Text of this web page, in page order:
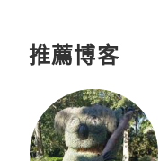
推薦博客